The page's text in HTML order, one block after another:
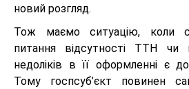
новий розгляд.
Тож маємо ситуацію, коли
питання відсутності ТТН чи
недоліків в її оформленні є
Тому госпсуб’єкт повинен